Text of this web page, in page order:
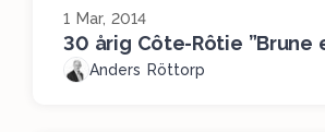
1 Mar, 2014
30 årig Côte-Rôtie ”Brune
Anders Röttorp